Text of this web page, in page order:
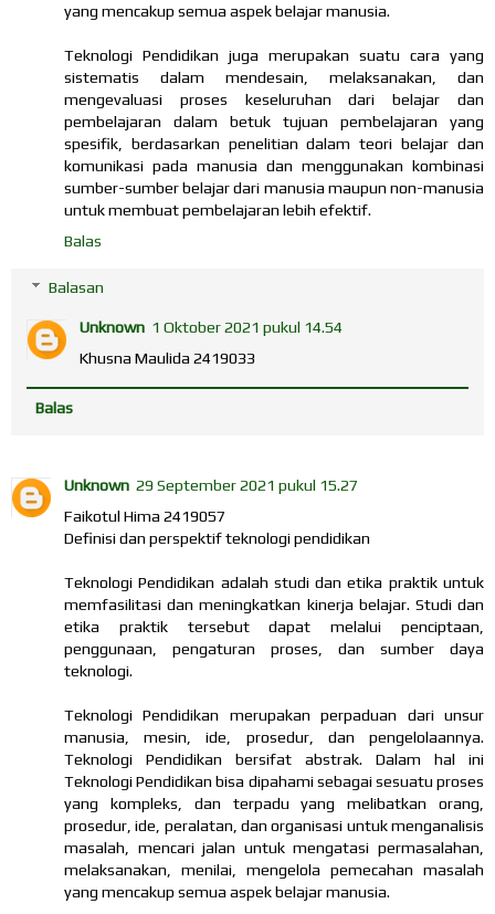
yang mencakup semua aspek belajar manusia.
Teknologi Pendidikan juga merupakan suatu cara yang
sistematis dalam mendesain, melaksanakan, dan
mengevaluasi proses keseluruhan dari belajar dan
pembelajaran dalam betuk tujuan pembelajaran yang
spesifik, berdasarkan penelitian dalam teori belajar dan
komunikasi pada manusia dan menggunakan kombinasi
sumber-sumber belajar dari manusia maupun non-manusia
untuk membuat pembelajaran lebih efektif.
Balas
Balasan
Unknown 1 Oktober 2021 pukul 14.54
Khusna Maulida 2419033
Balas
Unknown 29 September 2021 pukul 15.27
Faikotul Hima 2419057
Definisi dan perspektif teknologi pendidikan
Teknologi Pendidikan adalah studi dan etika praktik untuk
memfasilitasi dan meningkatkan kinerja belajar. Studi dan
etika praktik tersebut dapat melalui penciptaan,
penggunaan, pengaturan proses, dan sumber daya
teknologi.
Teknologi Pendidikan merupakan perpaduan dari unsur
manusia, mesin, ide, prosedur, dan pengelolaannya.
Teknologi Pendidikan bersifat abstrak. Dalam hal ini
Teknologi Pendidikan bisa dipahami sebagai sesuatu proses
yang kompleks, dan terpadu yang melibatkan orang,
prosedur, ide, peralatan, dan organisasi untuk menganalisis
masalah, mencari jalan untuk mengatasi permasalahan,
melaksanakan, menilai, mengelola pemecahan masalah
yang mencakup semua aspek belajar manusia.